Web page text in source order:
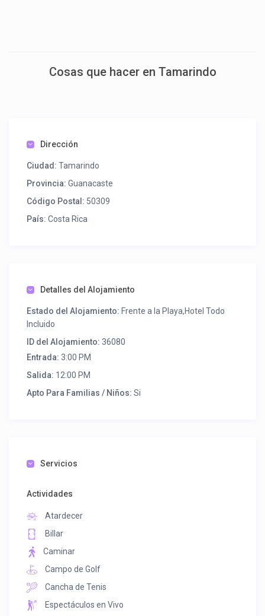
Cosas que hacer en Tamarindo
Dirección
Ciudad: Tamarindo
Provincia: Guanacaste
Código Postal: 50309
País: Costa Rica
Detalles del Alojamiento
Estado del Alojamiento: Frente a la Playa,Hotel Todo
Incluido
ID del Alojamiento: 36080
Entrada: 3:00 PM
Salida: 12:00 PM
Apto Para Familias / Niños: Si
Servicios
Actividades
Atardecer
Billar
Caminar
Campo de Golf
Cancha de Tenis
Espectáculos en Vivo